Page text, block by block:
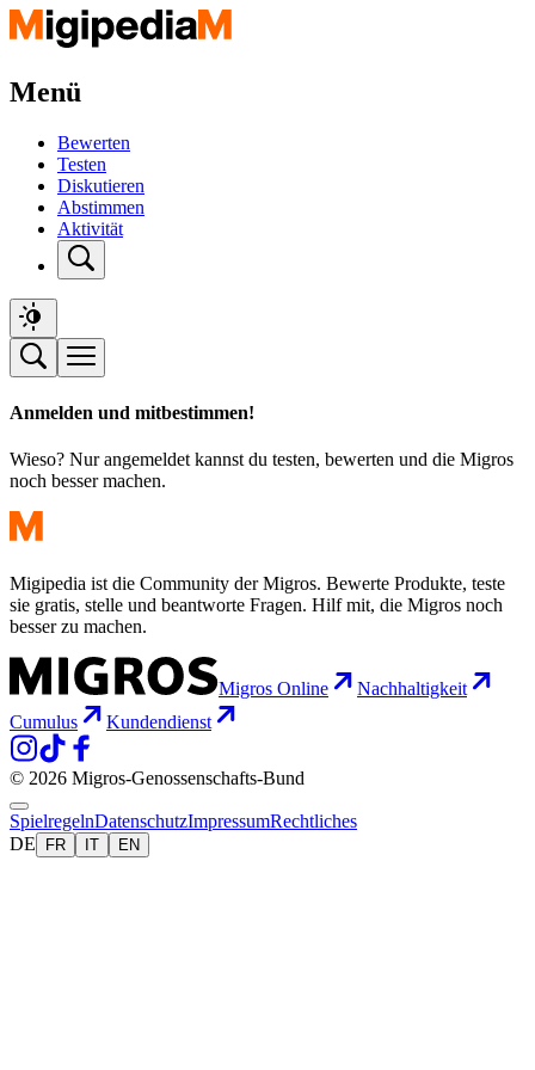
Menü
Bewerten
Testen
Diskutieren
Abstimmen
Aktivität
Anmelden und mitbestimmen!
Wieso? Nur angemeldet kannst du testen, bewerten und die Migros
noch besser machen.
Migipedia ist die Community der Migros. Bewerte Produkte, teste
sie gratis, stelle und beantworte Fragen. Hilf mit, die Migros noch
besser zu machen.
Migros Online
Nachhaltigkeit
Cumulus
Kundendienst
© 2026 Migros-Genossenschafts-Bund
SpielregelnDatenschutzImpressumRechtliches
DE
FR IT EN